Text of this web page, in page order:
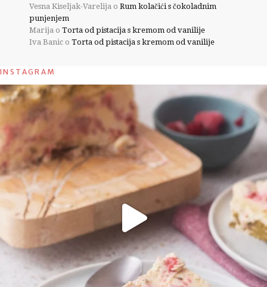
Vesna Kiseljak-Varelija o Rum kolačići s čokoladnim
punjenjem
Marija o Torta od pistacija s kremom od vanilije
Iva Banic o Torta od pistacija s kremom od vanilije
INSTAGRAM